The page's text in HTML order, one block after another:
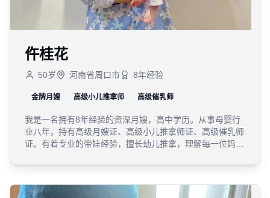
仵桂花
50岁 河南省周口市 8年经验
金牌月嫂 高级小儿推拿师 高级催乳师
我是一名拥有8年经验的资深月嫂，高中学历。从事母婴行
业八年，持有高级月嫂证、高级小儿推拿师证、高级催乳师
证。有着专业的带娃经验，擅长幼儿推拿，理解每一位妈妈
一位宝妈跟小宝儿也使我感到非常的有成就感，同时也很热